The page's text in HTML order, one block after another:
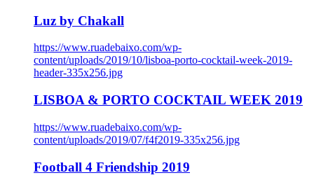
Luz by Chakall
https://www.ruadebaixo.com/wp-
content/uploads/2019/10/lisboa-porto-cocktail-week-2019-
header-335x256.jpg
LISBOA & PORTO COCKTAIL WEEK 2019
https://www.ruadebaixo.com/wp-
content/uploads/2019/07/f4f2019-335x256.jpg
Football 4 Friendship 2019